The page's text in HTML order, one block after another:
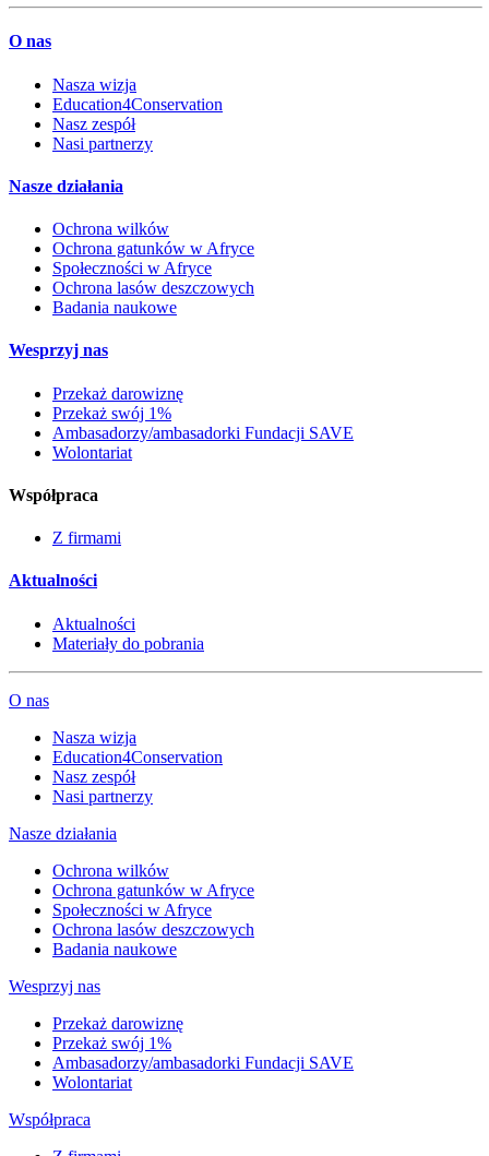
O nas
Nasza wizja
Education4Conservation
Nasz zespół
Nasi partnerzy
Nasze działania
Ochrona wilków
Ochrona gatunków w Afryce
Społeczności w Afryce
Ochrona lasów deszczowych
Badania naukowe
Wesprzyj nas
Przekaż darowiznę
Przekaż swój 1%
Ambasadorzy/ambasadorki Fundacji SAVE
Wolontariat
Współpraca
Z firmami
Aktualności
Aktualności
Materiały do pobrania
O nas
Nasza wizja
Education4Conservation
Nasz zespół
Nasi partnerzy
Nasze działania
Ochrona wilków
Ochrona gatunków w Afryce
Społeczności w Afryce
Ochrona lasów deszczowych
Badania naukowe
Wesprzyj nas
Przekaż darowiznę
Przekaż swój 1%
Ambasadorzy/ambasadorki Fundacji SAVE
Wolontariat
Współpraca